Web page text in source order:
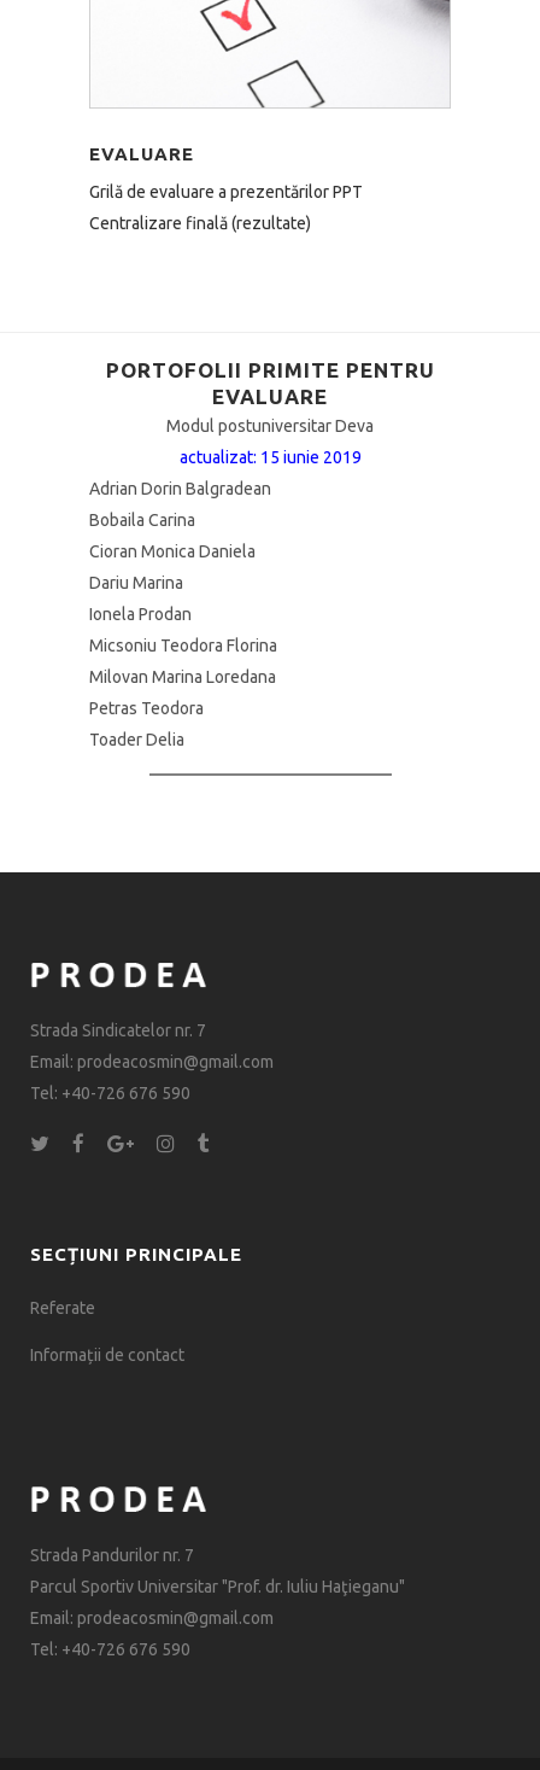
EVALUARE
Grilă de evaluare a prezentărilor PPT
Centralizare finală (rezultate)
PORTOFOLII PRIMITE PENTRU
EVALUARE
Modul postuniversitar Deva
actualizat: 15 iunie 2019
Adrian Dorin Balgradean
Bobaila Carina
Cioran Monica Daniela
Dariu Marina
Ionela Prodan
Micsoniu Teodora Florina
Milovan Marina Loredana
Petras Teodora
Toader Delia
Strada Sindicatelor nr. 7
Email: prodeacosmin@gmail.com
Tel: +40-726 676 590
SECȚIUNI PRINCIPALE
Referate
Informații de contact
Strada Pandurilor nr. 7
Parcul Sportiv Universitar "Prof. dr. Iuliu Haţieganu"
Email: prodeacosmin@gmail.com
Tel: +40-726 676 590